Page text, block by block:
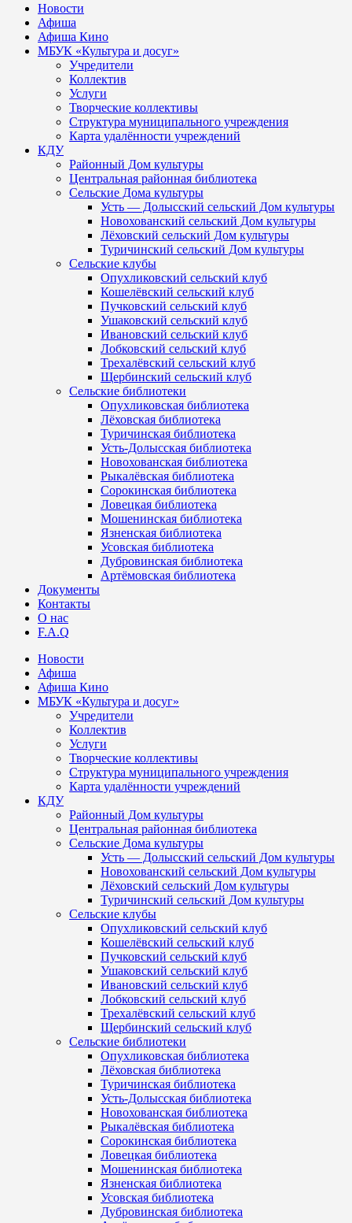
Новости
Афиша
Афиша Кино
МБУК «Культура и досуг»
Учредители
Коллектив
Услуги
Творческие коллективы
Структура муниципального учреждения
Карта удалённости учреждений
КДУ
Районный Дом культуры
Центральная районная библиотека
Сельские Дома культуры
Усть — Долысский сельский Дом культуры
Новохованский сельский Дом культуры
Лёховский сельский Дом культуры
Туричинский сельский Дом культуры
Сельские клубы
Опухликовский сельский клуб
Кошелёвский сельский клуб
Пучковский сельский клуб
Ушаковский сельский клуб
Ивановский сельский клуб
Лобковский сельский клуб
Трехалёвский сельский клуб
Щербинский сельский клуб
Сельские библиотеки
Опухликовская библиотека
Лёховская библиотека
Туричинская библиотека
Усть-Долысская библиотека
Новохованская библиотека
Рыкалёвская библиотека
Сорокинская библиотека
Ловецкая библиотека
Мошенинская библиотека
Язненская библиотека
Усовская библиотека
Дубровинская библиотека
Артёмовская библиотека
Документы
Контакты
О нас
F.A.Q
Новости
Афиша
Афиша Кино
МБУК «Культура и досуг»
Учредители
Коллектив
Услуги
Творческие коллективы
Структура муниципального учреждения
Карта удалённости учреждений
КДУ
Районный Дом культуры
Центральная районная библиотека
Сельские Дома культуры
Усть — Долысский сельский Дом культуры
Новохованский сельский Дом культуры
Лёховский сельский Дом культуры
Туричинский сельский Дом культуры
Сельские клубы
Опухликовский сельский клуб
Кошелёвский сельский клуб
Пучковский сельский клуб
Ушаковский сельский клуб
Ивановский сельский клуб
Лобковский сельский клуб
Трехалёвский сельский клуб
Щербинский сельский клуб
Сельские библиотеки
Опухликовская библиотека
Лёховская библиотека
Туричинская библиотека
Усть-Долысская библиотека
Новохованская библиотека
Рыкалёвская библиотека
Сорокинская библиотека
Ловецкая библиотека
Мошенинская библиотека
Язненская библиотека
Усовская библиотека
Дубровинская библиотека